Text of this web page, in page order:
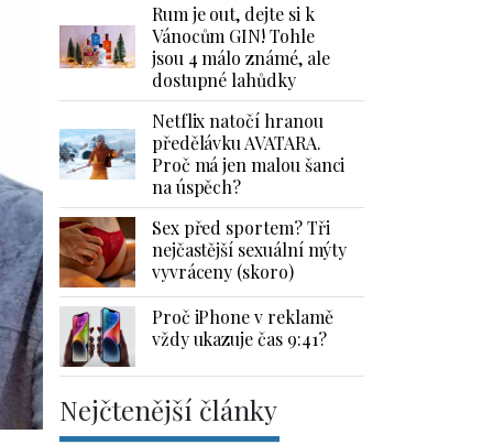
Rum je out, dejte si k
Vánocům GIN! Tohle
jsou 4 málo známé, ale
dostupné lahůdky
Netflix natočí hranou
předělávku AVATARA.
Proč má jen malou šanci
na úspěch?
Sex před sportem? Tři
nejčastější sexuální mýty
vyvráceny (skoro)
Proč iPhone v reklamě
vždy ukazuje čas 9:41?
Nejčtenější články